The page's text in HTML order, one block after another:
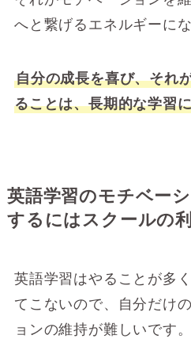
へと繋げるエネルギーにな
自分の成長を喜び、それ
ることは、長期的な学習
英語学習のモチベー
するにはスクールの
英語学習はやることが多
てこないので、自分だけ
ョンの維持が難しいです。